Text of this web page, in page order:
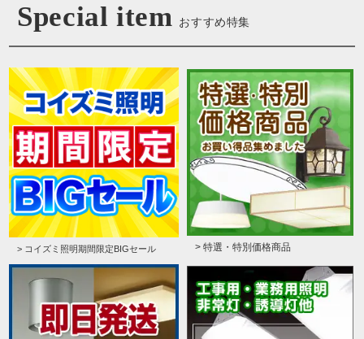
Special item おすすめ特集
> コイズミ照明期間限定BIGセール > 特選・特別価格商品